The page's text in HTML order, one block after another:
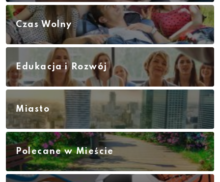
Czas Wolny
Edukacja i Rozwój
Miasto
Polecane w Mieście